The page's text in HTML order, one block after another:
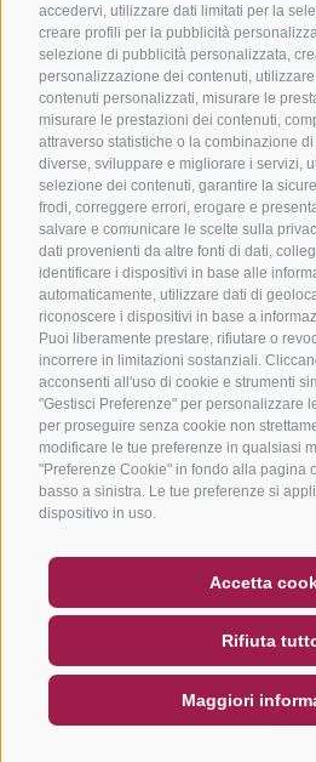
accedervi, utilizzare dati limitati per la
creare profili per la pubblicità
selezione di pubblicità personalizzata,
personalizzazione dei contenuti,
contenuti personalizzati, misurare le
misurare le prestazioni dei contenuti,
attraverso statistiche o la combinazione
diverse, sviluppare e migliorare i servizi,
selezione dei contenuti, garantire la
frodi, correggere errori, erogare e
salvare e comunicare le scelte sulla
dati provenienti da altre fonti di dati,
identificare i dispositivi in base alle
automaticamente, utilizzare dati di
riconoscere i dispositivi in base a
Puoi liberamente prestare, rifiutare o
incorrere in limitazioni sostanziali.
acconsenti all'uso di cookie e strumenti
"Gestisci Preferenze" per personalizzare
per proseguire senza cookie non
modificare le tue preferenze in qualsiasi
"Preferenze Cookie" in fondo alla pagina
basso a sinistra. Le tue preferenze si
dispositivo in uso.
Accetta
Rifiuta
Maggiori
NEWSLETTER
SOCIAL WALL